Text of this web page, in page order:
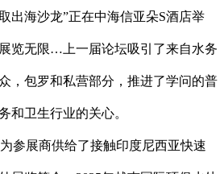
出海沙龙”正在中海信亚朵S酒店举
览无限…上一届论坛吸引了来自水务
，包罗和私营部分，推进了学问的普
和卫生行业的关心。
为参展商供给了接触印度尼西亚快速